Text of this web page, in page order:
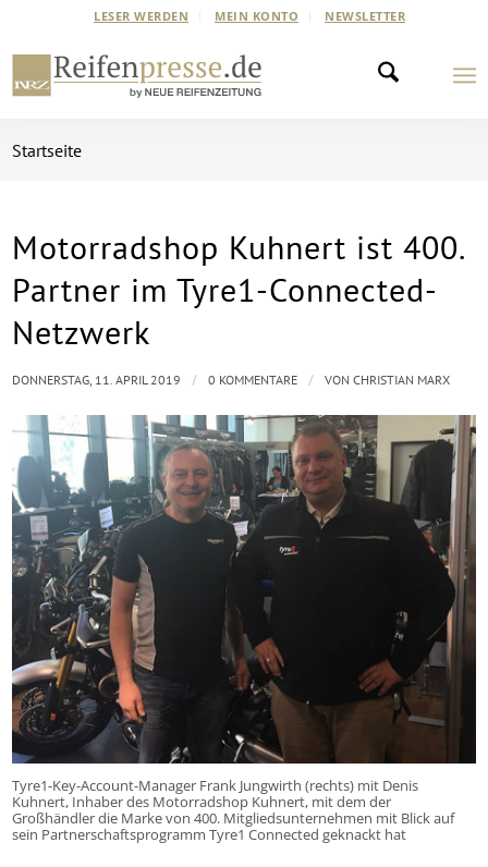
LESER WERDEN MEIN KONTO NEWSLETTER
Startseite
Motorradshop Kuhnert ist 400.
Partner im Tyre1-Connected-
Netzwerk
Tyre1-Key-Account-Manager Frank Jungwirth (rechts) mit Denis
Kuhnert, Inhaber des Motorradshop Kuhnert, mit dem der
Großhändler die Marke von 400. Mitgliedsunternehmen mit Blick auf
sein Partnerschaftsprogramm Tyre1 Connected geknackt hat
DONNERSTAG, 11. APRIL 2019 / 0 KOMMENTARE / VONCHRISTIAN MARX